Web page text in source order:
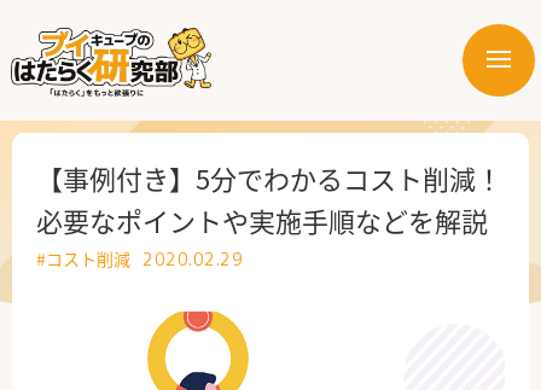
メ
ー
はたらく部署
はたらく課題
【事例付き】5分でわかるコスト削減！
必要なポイントや実施手順などを解説
#コスト削減 2020.02.29